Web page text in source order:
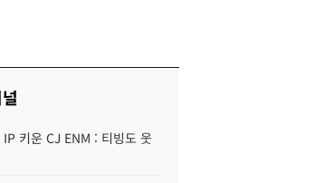
키운 CJ ENM : 티빙도 웃